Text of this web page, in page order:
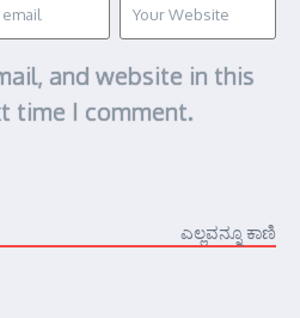
and website in this
time I comment.
ಎಲ್ಲವನ್ನೂ ಕಾಣಿ